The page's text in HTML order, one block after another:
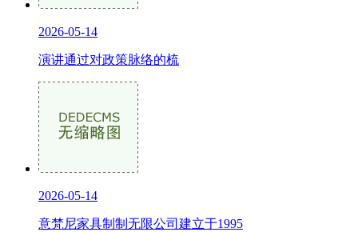
2026-05-14
演讲通过对政策脉络的梳
2026-05-14
意梵尼家具制制无限公司建立于1995